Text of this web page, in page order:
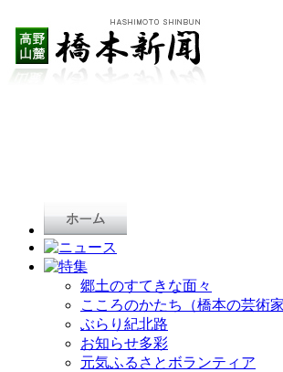
郷土のすてきな面々
こころのかたち（橋本の芸術家
ぶらり紀北路
お知らせ多彩
元気ふるさとボランティア